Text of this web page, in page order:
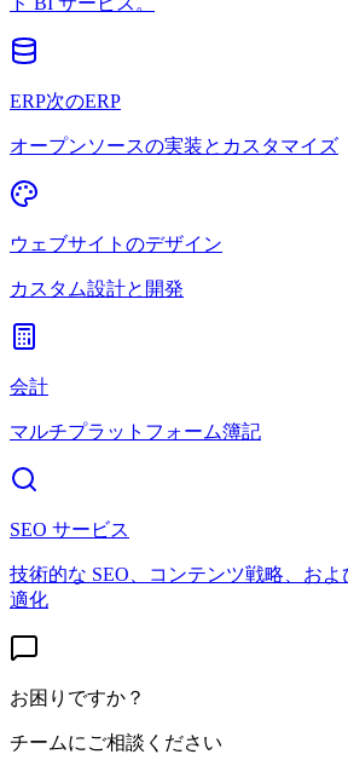
ERP次のERP
オープンソースの実装とカスタマイズ
ウェブサイトのデザイン
カスタム設計と開発
会計
マルチプラットフォーム簿記
SEO サービス
技術的な SEO、コンテンツ戦略、お
適化
お困りですか？
チームにご相談ください